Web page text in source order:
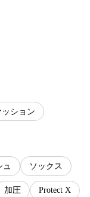
ッション
ソックス
加圧 Protect X